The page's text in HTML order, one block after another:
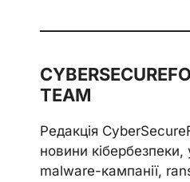
TEAM
Редакція
новини кібербезпеки,
malware-кампанії,